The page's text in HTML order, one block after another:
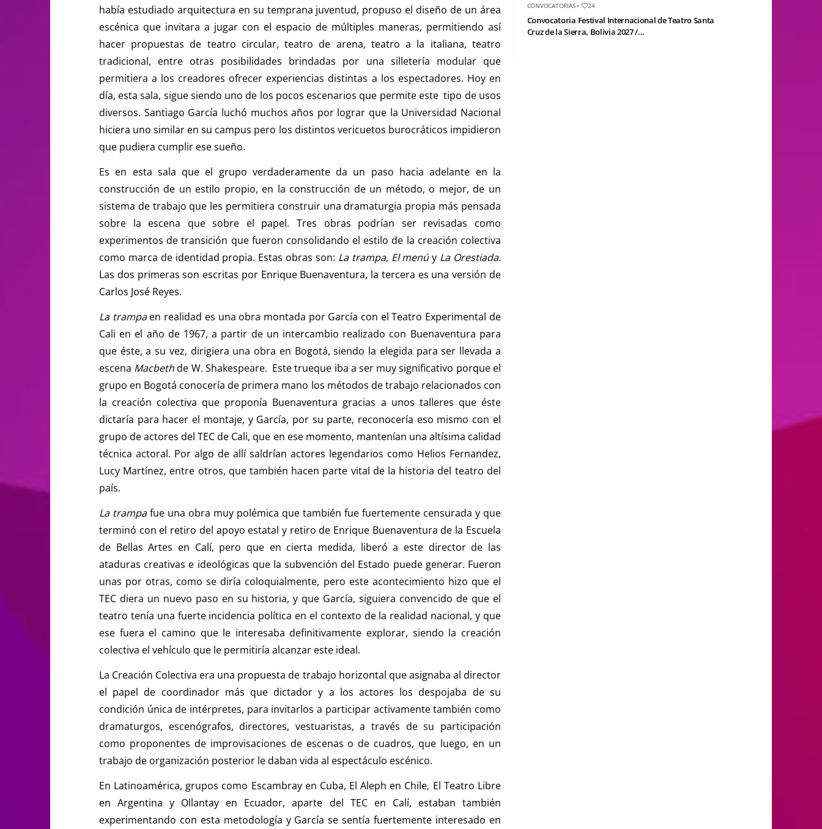
había estudiado arquitectura en su temprana juventud, propuso el diseño de un área
escénica que invitara a jugar con el espacio de múltiples maneras, permitiendo así
hacer propuestas de teatro circular, teatro de arena, teatro a la italiana, teatro
tradicional, entre otras posibilidades brindadas por una silletería modular que
permitiera a los creadores ofrecer experiencias distintas a los espectadores. Hoy en
día, esta sala, sigue siendo uno de los pocos escenarios que permite este tipo de usos
diversos. Santiago García luchó muchos años por lograr que la Universidad Nacional
hiciera uno similar en su campus pero los distintos vericuetos burocráticos impidieron
que pudiera cumplir ese sueño.
Es en esta sala que el grupo verdaderamente da un paso hacia adelante en la
construcción de un estilo propio, en la construcción de un método, o mejor, de un
sistema de trabajo que les permitiera construir una dramaturgia propia más pensada
sobre la escena que sobre el papel. Tres obras podrían ser revisadas como
experimentos de transición que fueron consolidando el estilo de la creación colectiva
como marca de identidad propia. Estas obras son: La trampa, El menúy La Orestiada.
Las dos primeras son escritas por Enrique Buenaventura, la tercera es una versión de
Carlos José Reyes.
La trampaen realidad es una obra montada por García con el Teatro Experimental de
Cali en el año de 1967, a partir de un intercambio realizado con Buenaventura para
que éste, a su vez, dirigiera una obra en Bogotá, siendo la elegida para ser llevada a
escena Macbethde W. Shakespeare. Este trueque iba a ser muy significativo porque el
grupo en Bogotá conocería de primera mano los métodos de trabajo relacionados con
la creación colectiva que proponía Buenaventura gracias a unos talleres que éste
dictaría para hacer el montaje, y García, por su parte, reconocería eso mismo con el
grupo de actores del TEC de Cali, que en ese momento, mantenían una altísima calidad
técnica actoral. Por algo de allí saldrían actores legendarios como Helios Fernandez,
Lucy Martínez, entre otros, que también hacen parte vital de la historia del teatro del
país.
La trampafue una obra muy polémica que también fue fuertemente censurada y que
terminó con el retiro del apoyo estatal y retiro de Enrique Buenaventura de la Escuela
de Bellas Artes en Calí, pero que en cierta medida, liberó a este director de las
ataduras creativas e ideológicas que la subvención del Estado puede generar. Fueron
unas por otras, como se diría coloquialmente, pero este acontecimiento hizo que el
TEC diera un nuevo paso en su historia, y que García, siguiera convencido de que el
teatro tenía una fuerte incidencia política en el contexto de la realidad nacional, y que
ese fuera el camino que le interesaba definitivamente explorar, siendo la creación
colectiva el vehículo que le permitiría alcanzar este ideal.
La Creación Colectiva era una propuesta de trabajo horizontal que asignaba al director
el papel de coordinador más que dictador y a los actores los despojaba de su
condición única de intérpretes, para invitarlos a participar activamente también como
dramaturgos, escenógrafos, directores, vestuaristas, a través de su participación
como proponentes de improvisaciones de escenas o de cuadros, que luego, en un
trabajo de organización posterior le daban vida al espectáculo escénico.
En Latinoamérica, grupos como Escambray en Cuba, El Aleph en Chile, El Teatro Libre
en Argentina y Ollantay en Ecuador, aparte del TEC en Calí, estaban también
experimentando con esta metodología y García se sentía fuertemente interesado en
CONVOCATORIAS• 24
Convocatoria Festival Internacional de Teatro Santa
Cruz de la Sierra, Bolivia 2027 /...